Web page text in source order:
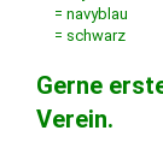
= navyblau
= schwarz
Gerne
Verein.